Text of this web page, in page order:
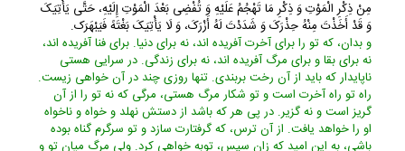
مِنْ ذِکْرِ الْمَوْتِ وَ ذِکْرِ مَا تَهْجُمُ عَلَیْهِ وَ تُفْضِی بَعْدَ الْمَوْتِ إِلَیْهِ، حَتَّى یَأْتِیَکَ
وَ قَدْ أَخَذْتَ مِنْهُ حِذْرَکَ وَ شَدَدْتَ لَهُ أَزْرَکَ، وَ لَا یَأْتِیَکَ بَغْتَهً فَیَبْهَرَک.
و بدان، که تو را براى آخرت آفریده اند، نه براى دنیا. براى فنا آفریده اند،
نه براى بقا و براى مرگ آفریده اند، نه براى زندگى. در سرایى هستى
ناپایدار که باید از آن رخت بربندى. تنها روزى چند در آن خواهى زیست.
راه تو راه آخرت است و تو شکار مرگ هستى، مرگى که نه تو را از آن
گریز است و نه گزیر. در پى هر که باشد از دستش نهلد و خواه و ناخواه
او را خواهد یافت. از آن ترس، که گرفتارت سازد و تو سرگرم گناه بوده
باشى، به این امید که زان سپس، توبه خواهى کرد. ولى مرگ میان تو و